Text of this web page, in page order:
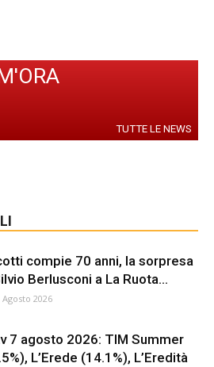
TUTTE LE NEWS
compie 70 anni, la sorpresa
Berlusconi a La Ruota...
Agosto 2026
7 agosto 2026: TIM Summer
L’Erede (14.1%), L’Eredità